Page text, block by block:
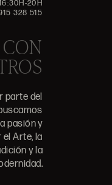
20H
328 515
parte del
pasión y
Arte, la
y la